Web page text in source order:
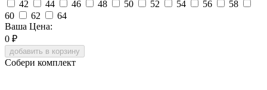
42 44 46 48 50 52 54 56
58
60
62
64
Ваша Цена:
0 ₽
добавить в корзину
Собери комплект